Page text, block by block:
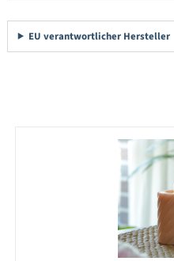
EU verantwortlicher Hersteller